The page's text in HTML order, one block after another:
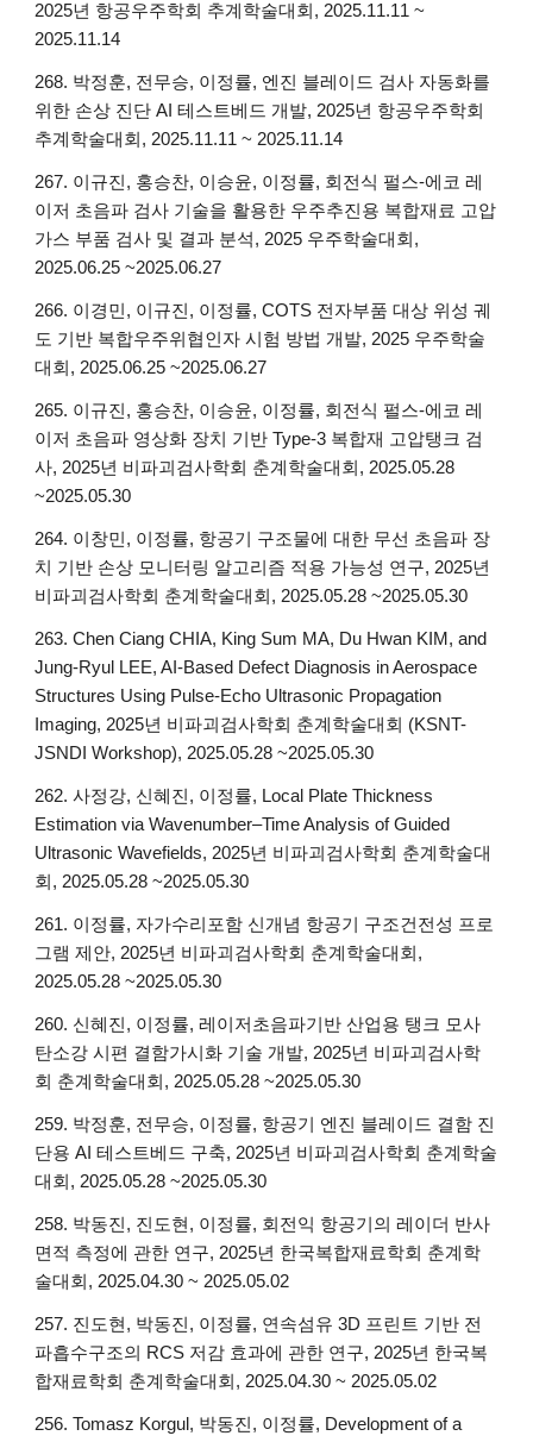
2025년 항공우주학회 추계학술대회, 2025.11.11 ~
2025.11.14
268. 박정훈, 전무승, 이정률, 엔진 블레이드 검사 자동화를
위한 손상 진단 AI 테스트베드 개발, 2025년 항공우주학회
추계학술대회, 2025.11.11 ~ 2025.11.14
267. 이규진, 홍승찬, 이승윤, 이정률, 회전식 펄스-에코 레
이저 초음파 검사 기술을 활용한 우주추진용 복합재료 고압
가스 부품 검사 및 결과 분석, 2025 우주학술대회,
2025.06.25 ~2025.06.27
266. 이경민, 이규진, 이정률, COTS 전자부품 대상 위성 궤
도 기반 복합우주위협인자 시험 방법 개발, 2025 우주학술
대회, 2025.06.25 ~2025.06.27
265. 이규진, 홍승찬, 이승윤, 이정률, 회전식 펄스-에코 레
이저 초음파 영상화 장치 기반 Type-3 복합재 고압탱크 검
사, 2025년 비파괴검사학회 춘계학술대회, 2025.05.28
~2025.05.30
264. 이창민, 이정률, 항공기 구조물에 대한 무선 초음파 장
치 기반 손상 모니터링 알고리즘 적용 가능성 연구, 2025년
비파괴검사학회 춘계학술대회, 2025.05.28 ~2025.05.30
263. Chen Ciang CHIA, King Sum MA, Du Hwan KIM, and
Jung-Ryul LEE, AI-Based Defect Diagnosis in Aerospace
Structures Using Pulse-Echo Ultrasonic Propagation
Imaging, 2025년 비파괴검사학회 춘계학술대회 (KSNT-
JSNDI Workshop), 2025.05.28 ~2025.05.30
262. 사정강, 신혜진, 이정률, Local Plate Thickness
Estimation via Wavenumber–Time Analysis of Guided
Ultrasonic Wavefields, 2025년 비파괴검사학회 춘계학술대
회, 2025.05.28 ~2025.05.30
261. 이정률, 자가수리포함 신개념 항공기 구조건전성 프로
그램 제안, 2025년 비파괴검사학회 춘계학술대회,
2025.05.28 ~2025.05.30
260. 신혜진, 이정률, 레이저초음파기반 산업용 탱크 모사
탄소강 시편 결함가시화 기술 개발, 2025년 비파괴검사학
회 춘계학술대회, 2025.05.28 ~2025.05.30
259. 박정훈, 전무승, 이정률, 항공기 엔진 블레이드 결함 진
단용 AI 테스트베드 구축, 2025년 비파괴검사학회 춘계학술
대회, 2025.05.28 ~2025.05.30
258. 박동진, 진도현, 이정률, 회전익 항공기의 레이더 반사
면적 측정에 관한 연구, 2025년 한국복합재료학회 춘계학
술대회, 2025.04.30 ~ 2025.05.02
257. 진도현, 박동진, 이정률, 연속섬유 3D 프린트 기반 전
파흡수구조의 RCS 저감 효과에 관한 연구, 2025년 한국복
합재료학회 춘계학술대회, 2025.04.30 ~ 2025.05.02
256. Tomasz Korgul, 박동진, 이정률, Development of a